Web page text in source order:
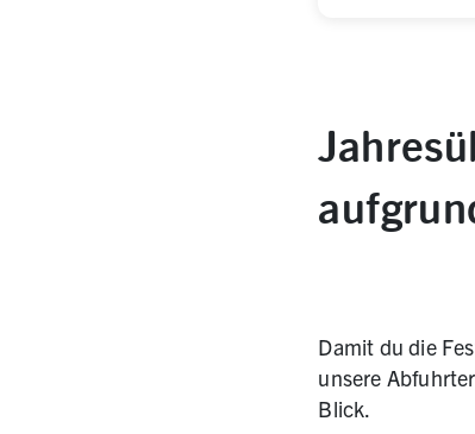
Damit du die
unsere
Blick.